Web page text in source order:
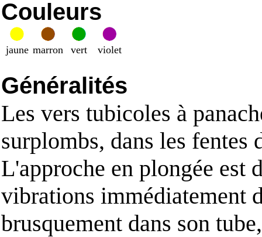
Couleurs
jaune marron vert violet
Généralités
Les vers tubicoles à
surplombs, dans les fentes
L'approche en plongée est
vibrations immédiatement
brusquement dans son